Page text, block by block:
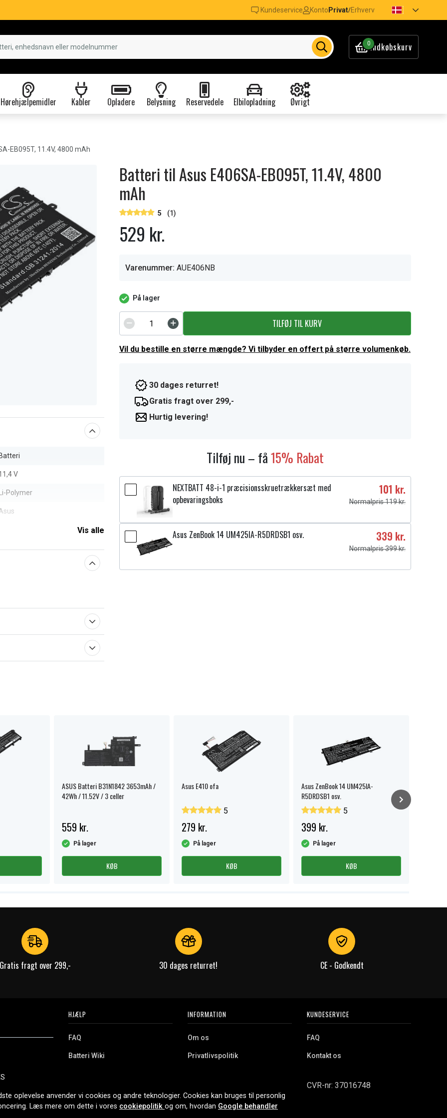
Kundeservice Konto Privat/Erhverv
0Indkøbskurv
Hørehjælpemidler Kabler Opladere Belysning Reservedele Elbilopladning Øvrigt
EB095T, 11.4V, 4800 mAh
Batteri
V
Li-Polymer
Vis alle
Batteri til Asus E406SA-EB095T, 11.4V, 4800
mAh
5 (1)
529 kr.
Varenummer: AUE406NB
På lager
TILFØJ TIL KURV
Vil du bestille en større mængde? Vi tilbyder en offert på større volumenkøb.
30 dages returret!
Gratis fragt over 299,-
Hurtig levering!
Tilføj nu – få15% Rabat
NEXTBATT 48-i-1 præcisionsskruetrækkersæt med
opbevaringsboks
101 kr.
Normalpris 119 kr.
Asus ZenBook 14 UM425IA-R5DRDSB1 osv. 339 kr.
Normalpris 399 kr.
ASUS Batteri B31N1842 3653mAh /
42Wh / 11.52V / 3 celler
559 kr.
På lager
KØB
Asus E410 ofa
5
279 kr.
På lager
KØB
Asus ZenBook 14 UM425IA-
R5DRDSB1 osv.
5
399 kr.
På lager
KØB
Gratis fragt over 299,- 30 dages returret! CE - Godkendt
Vi tilbyder et
og meget
siden
HJÆLP
FAQ
Batteri Wiki
Erhvervskunde
INFORMATION
Om os
Privatlivspolitik
Cookies
KUNDESERVICE
FAQ
Kontakt os
CVR-nr: 37016748
oplevelse anvender vi cookies og andre teknologier. Cookies kan bruges til personlig
Læs mere om dette i vores cookiepolitik og om, hvordan Google behandler